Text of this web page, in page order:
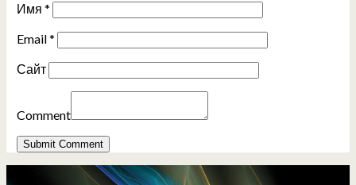
Имя *
Email*
Сайт
Comment